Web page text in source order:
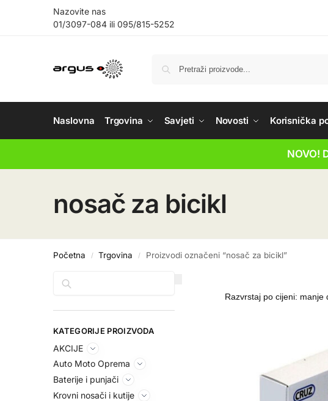
Nazovite nas
01/3097-084 ili 095/815-5252
Naslovna Trgovina Savjeti Novosti Korisnička
NOVO!
nosač za bicikl
Početna / Trgovina / Proizvodi označeni “nosač za bicikl”
KATEGORIJE PROIZVODA
AKCIJE
Auto Moto Oprema
Baterije i punjači
Krovni nosači i kutije